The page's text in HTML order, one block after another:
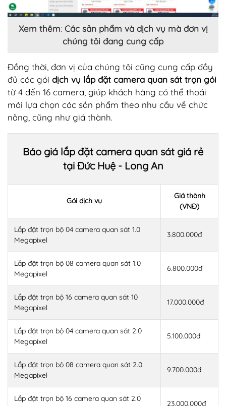
Xem thêm: Các sản phẩm và dịch vụ mà đơn vị
chúng tôi đang cung cấp
Đồng thời, đơn vị của chúng tôi cũng cung cấp đầy
đủ các gói dịch vụ lắp đặt camera quan sát trọn gói
từ 4 đến 16 camera, giúp khách hàng có thể thoái
mái lựa chọn các sản phẩm theo nhu cầu về chức
năng, cũng như giá thành.
Báo giá lắp đặt camera quan sát giá rẻ
tại Đức Huệ - Long An
Gói dịch vụ
Giá thành
(VNĐ)
Lắp đặt trọn bộ 04 camera quan sát 1.0
Megapixel
3.800.000đ
Lắp đặt trọn bộ 08 camera quan sát 1.0
Megapixel
6.800.000đ
Lắp đặt trọn bộ 16 camera quan sát 10
Megapixel
17.000.000đ
Lắp đặt trọn bộ 04 camera quan sát 2.0
Megapixel
5.100.000đ
Lắp đặt trọn bộ 08 camera quan sát 2.0
Megapixel
9.700.000đ
Lắp đặt trọn bộ 16 camera quan sát 2.0
23.000.000đ